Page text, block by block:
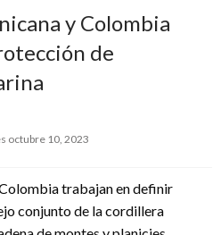
y Colombia
de
octubre 10, 2023
trabajan en definir
conjunto de la cordillera